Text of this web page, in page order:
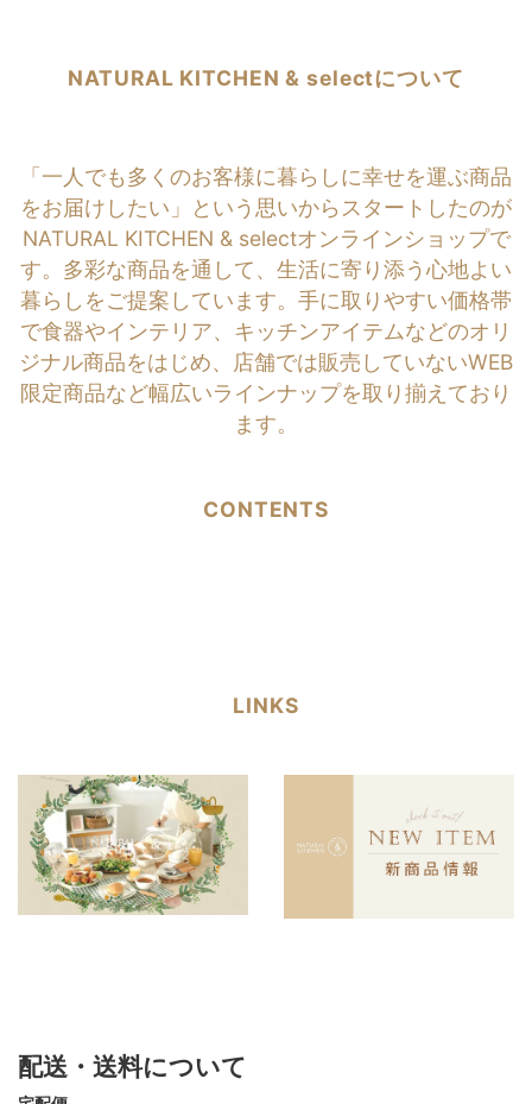
NATURAL KITCHEN & selectについて
「一人でも多くのお客様に暮らしに幸せを運ぶ商品
をお届けしたい」という思いからスタートしたのが
NATURAL KITCHEN & selectオンラインショップで
す。多彩な商品を通して、生活に寄り添う心地よい
暮らしをご提案しています。手に取りやすい価格帯
で食器やインテリア、キッチンアイテムなどのオリ
ジナル商品をはじめ、店舗では販売していないWEB
限定商品など幅広いラインナップを取り揃えており
ます。
CONTENTS
LINKS
配送・送料について